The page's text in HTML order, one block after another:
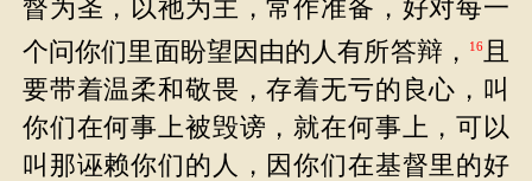
督为圣，以祂为主，常作准备，好对每一
个问你们里面盼望因由的人有所答辩，
16且
要带着温柔和敬畏，存着无亏的良心，叫
你们在何事上被毁谤，就在何事上，可以
叫那诬赖你们的人，因你们在基督里的好